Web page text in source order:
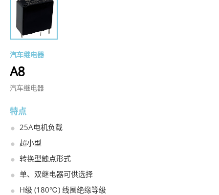
汽车继电器
A8
汽车继电器
特点
25A电机负载
超小型
转换型触点形式
单、双继电器可供选择
H级 (180℃) 线圈绝缘等级